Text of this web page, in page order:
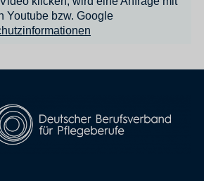
Youtube bzw. Google